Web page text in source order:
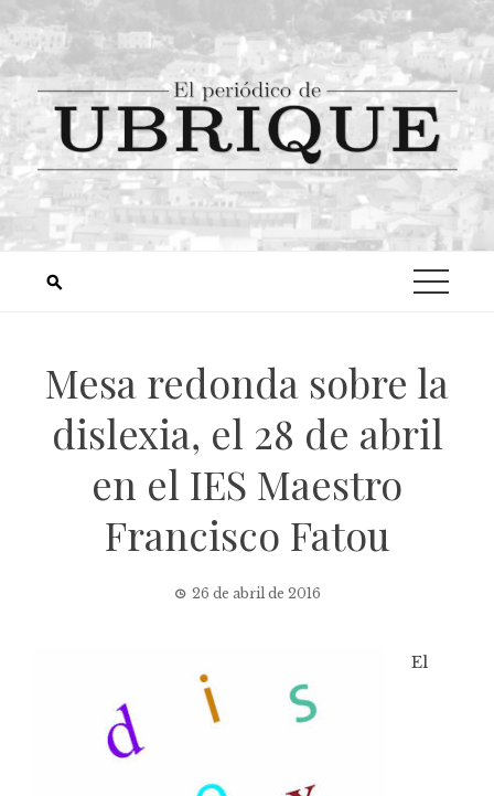
Mesa redonda sobre la
dislexia, el 28 de abril
en el IES Maestro
Francisco Fatou
26 de abril de 2016
El